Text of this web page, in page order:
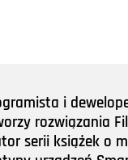
i
rozwiązania
serii książek o